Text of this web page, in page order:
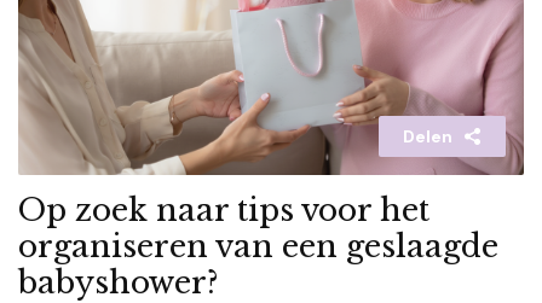
Delen
Op zoek naar tips voor het
organiseren van een geslaagde
babyshower?